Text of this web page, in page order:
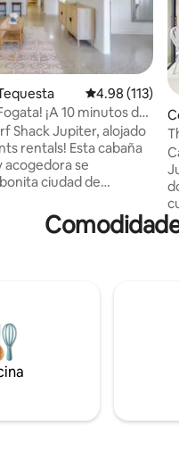
Calificación
4.98 (113)
¡A 10 minutos de
mascotas!
Shack Jupiter, alojado
Esta cabaña
acogedora se
ciudad de
estás en el
JUEGOS, chimenea,
de la MLB y amantes
refugio completo
interiores y